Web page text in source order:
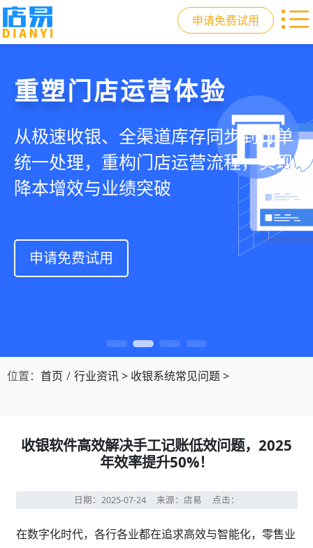
申请免费试用
门店收银，就用店易
智慧收银+商品库存+会员增长+小程序
商城，一套系统解决开店管店及业绩
增长难题
申请免费试用
重塑门店运营体验
从极速收银、全渠道库存同步到订单
统一处理，重构门店运营流程，实现
降本增效与业绩突破
申请免费试用
驱动私域会员增长
从支付即会员、精准营销到优惠券互
通，驱动私域流量沉淀和会员复购，
提升忠诚度和营销效果
申请免费试用
快速拓展生意边界
借助小程序商城、线上引流到线下售
后，打通全域销售渠道，拓展生意边
界，提升顾客体验
申请免费试用
位置： 首页 行业资讯> 收银系统常见问题>
收银软件高效解决手工记账低效问题，2025
年效率提升50%！
日期：2025-07-24 来源：店易 点击：
在数字化时代，各行各业都在追求高效与智能化，零售业